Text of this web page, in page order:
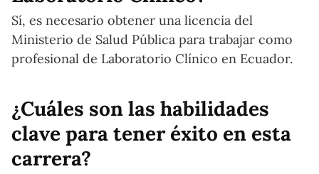
Sí, es necesario obtener una licencia del
Ministerio de Salud Pública para trabajar como
profesional de Laboratorio Clínico en Ecuador.
¿Cuáles son las habilidades
clave para tener éxito en esta
carrera?